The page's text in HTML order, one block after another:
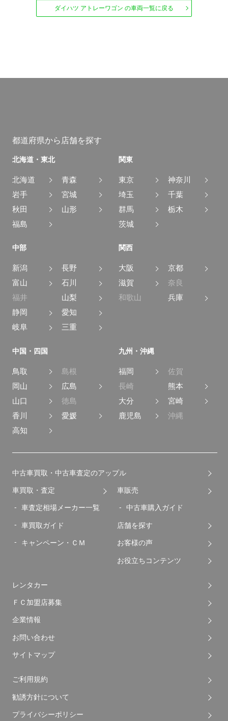
ダイハツ アトレーワゴン の車両一覧に戻る
都道府県から店舗を探す
北海道・東北
北海道
青森
岩手
宮城
秋田
山形
福島
関東
東京
神奈川
埼玉
千葉
群馬
栃木
茨城
中部
新潟
長野
富山
石川
福井
山梨
静岡
愛知
岐阜
三重
関西
大阪
京都
滋賀
奈良
和歌山
兵庫
中国・四国
鳥取
島根
岡山
広島
山口
徳島
香川
愛媛
高知
九州・沖縄
福岡
佐賀
長崎
熊本
大分
宮崎
鹿児島
沖縄
中古車買取・中古車査定のアップル
車買取・査定
車査定相場メーカー一覧
車買取ガイド
キャンペーン・ＣＭ
車販売
中古車購入ガイド
店舗を探す
お客様の声
お役立ちコンテンツ
レンタカー
ＦＣ加盟店募集
企業情報
お問い合わせ
サイトマップ
ご利用規約
勧誘方針について
プライバシーポリシー